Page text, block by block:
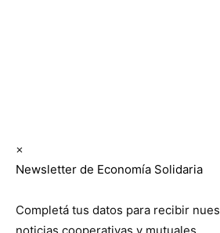
×
Newsletter de Economía Solidaria
Completá tus datos para recibir